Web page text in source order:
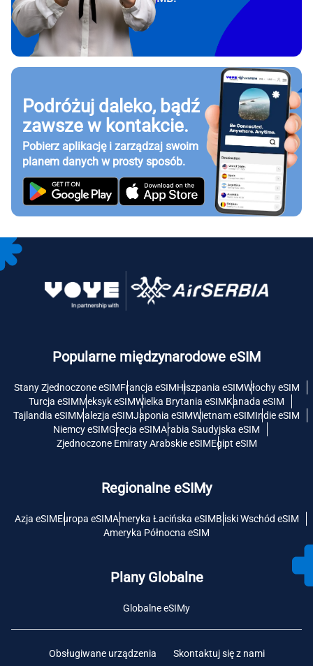
Podróżuj daleko, bądź
zawsze w kontakcie.
Pobierz aplikację i zarządzaj swoim
planem danych w prosty sposób.
Popularne międzynarodowe eSIM
Stany Zjednoczone eSIMFrancja eSIMHiszpania eSIMWłochy eSIM
Turcja eSIMMeksyk eSIMWielka Brytania eSIMKanada eSIM
Tajlandia eSIMMalezja eSIMJaponia eSIMWietnam eSIMIndie eSIM
Niemcy eSIMGrecja eSIMArabia Saudyjska eSIM
Zjednoczone Emiraty Arabskie eSIMEgipt eSIM
Regionalne eSIMy
Azja eSIMEuropa eSIMAmeryka Łacińska eSIMBliski Wschód eSIM
Ameryka Północna eSIM
Plany Globalne
Globalne eSIMy
Obsługiwane urządzenia Skontaktuj się z nami